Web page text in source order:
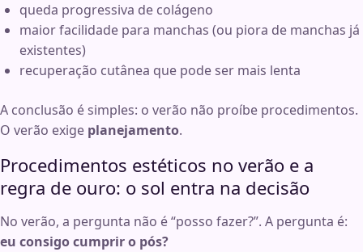
queda progressiva de colágeno
maior facilidade para manchas (ou piora de manchas já
existentes)
recuperação cutânea que pode ser mais lenta
A conclusão é simples: o verão não proíbe procedimentos.
O verão exige planejamento.
Procedimentos estéticos no verão e a
regra de ouro: o sol entra na decisão
No verão, a pergunta não é “posso fazer?”. A pergunta é:
eu consigo cumprir o pós?